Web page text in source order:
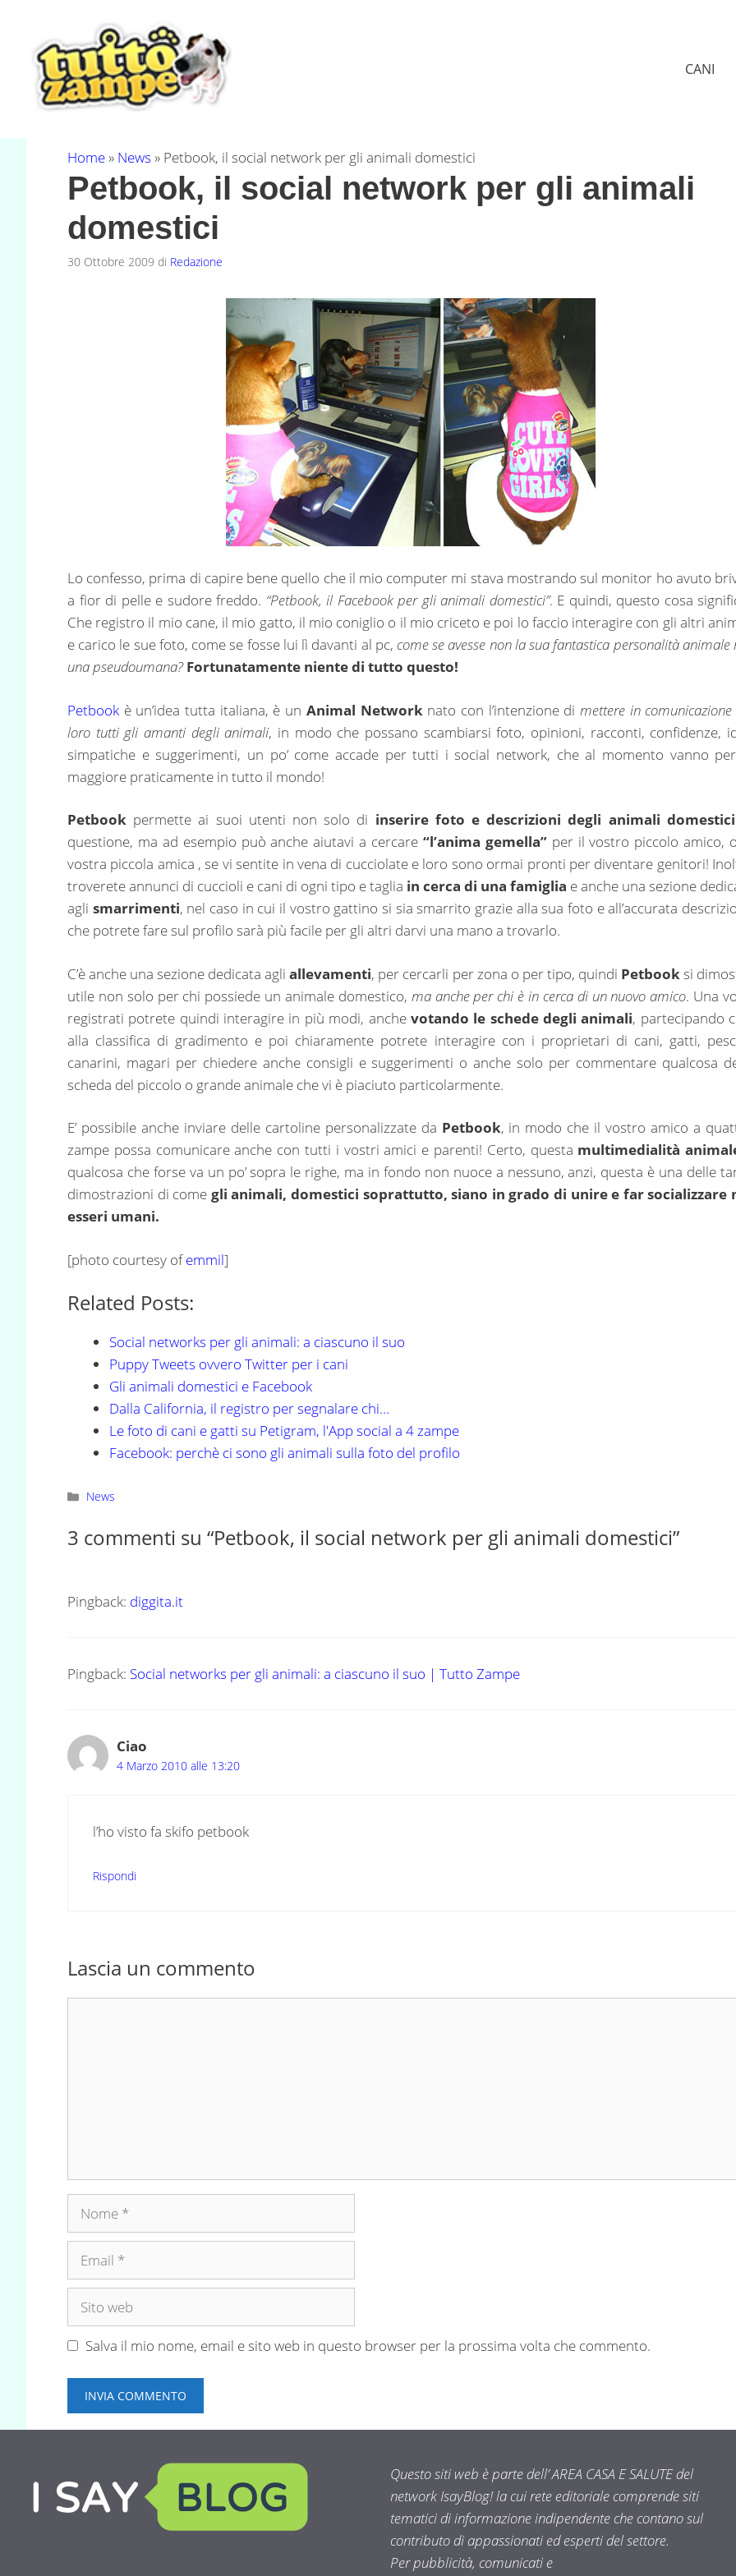
contenuto
CANI
Home» News » Petbook, il social network per gli animali domestici
Petbook, il social network per gli animali
domestici
30 Ottobre 2009 di Redazione
Lo confesso, prima di capire bene quello che il mio computer mi stava mostrando sul monitor ho avuto
a fior di pelle e sudore freddo. “Petbook, il Facebook per gli animali domestici”. E quindi, questo cosa
Che registro il mio cane, il mio gatto, il mio coniglio o il mio criceto e poi lo faccio interagire con gli altri
e carico le sue foto, come se fosse lui lì davanti al pc, come se avesse non la sua fantastica personalità animale
una pseudoumana? Fortunatamente niente di tutto questo!
Petbook è un’idea tutta italiana, è un Animal Networknato con l’intenzione di mettere in
loro tutti gli amanti degli animali, in modo che possano scambiarsi foto, opinioni, racconti, confidenze,
simpatiche e suggerimenti, un po’ come accade per tutti i social network, che al momento vanno
maggiore praticamente in tutto il mondo!
Petbook permette ai suoi utenti non solo di inserire foto e descrizioni degli animali domestici
questione, ma ad esempio può anche aiutavi a cercare “l’anima gemella”per il vostro piccolo amico,
vostra piccola amica , se vi sentite in vena di cucciolate e loro sono ormai pronti per diventare genitori!
troverete annunci di cuccioli e cani di ogni tipo e taglia in cerca di una famiglia e anche una sezione
agli smarrimenti, nel caso in cui il vostro gattino si sia smarrito grazie alla sua foto e all’accurata
che potrete fare sul profilo sarà più facile per gli altri darvi una mano a trovarlo.
C’è anche una sezione dedicata agliallevamenti, per cercarli per zona o per tipo, quindi Petbooksi
utile non solo per chi possiede un animale domestico, ma anche per chi è in cerca di un nuovo amico. Una
registrati potrete quindi interagire in più modi, anche votando le schede degli animali, partecipando
alla classifica di gradimento e poi chiaramente potrete interagire con i proprietari di cani, gatti,
canarini, magari per chiedere anche consigli e suggerimenti o anche solo per commentare qualcosa
scheda del piccolo o grande animale che vi è piaciuto particolarmente.
E’ possibile anche inviare delle cartoline personalizzate da Petbook, in modo che il vostro amico a
zampe possa comunicare anche con tutti i vostri amici e parenti! Certo, questa multimedialità
qualcosa che forse va un po’ sopra le righe, ma in fondo non nuoce a nessuno, anzi, questa è una delle
dimostrazioni di come gli animali, domestici soprattutto, siano in grado di unire e far socializzare
esseri umani.
[photo courtesy ofemmil]
Related Posts:
Social networks per gli animali: a ciascuno il suo
Puppy Tweets ovvero Twitter per i cani
Gli animali domestici e Facebook
Dalla California, il registro per segnalare chi…
Le foto di cani e gatti su Petigram, l'App social a 4 zampe
Facebook: perchè ci sono gli animali sulla foto del profilo
Categorie
News
3 commenti su “Petbook, il social network per gli animali domestici”
Pingback: diggita.it
Pingback: Social networks per gli animali: a ciascuno il suo | Tutto Zampe
Ciao
4 Marzo 2010 alle 13:20
l’ho visto fa skifo petbook
Rispondi
Lascia un commento
Nome
Email
Sito
Salva il mio nome, email e sito web in questo browser per la prossima volta che commento.
Questo siti web è parte dell’ AREA CASA E SALUTE del
network IsayBlog! la cui rete editoriale comprende siti
tematici di informazione indipendente che contano sul
contributo di appassionati ed esperti del settore.
Per pubblicità, comunicati e